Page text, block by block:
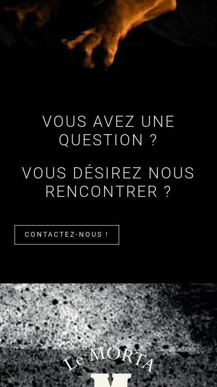
VOUS AVEZ UNE
QUESTION ?
VOUS DÉSIREZ NOUS
RENCONTRER ?
CONTACTEZ-NOUS !